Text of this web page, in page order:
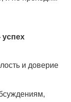
и доверие